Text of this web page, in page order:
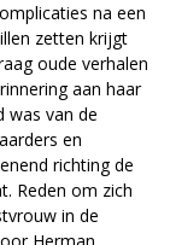
na een
zetten krijgt
oude verhalen
aan haar
was van de
en
richting de
Reden om zich
in de